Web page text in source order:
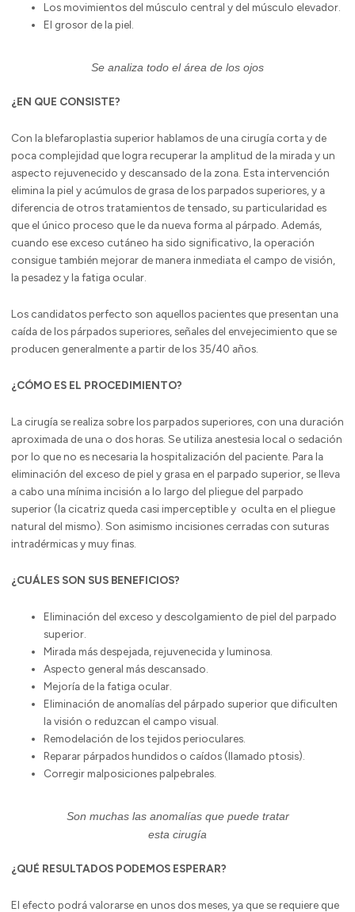
Los movimientos del músculo central y del músculo elevador.
El grosor de la piel.
Se analiza todo el área de los ojos
¿EN QUE CONSISTE?
Con la blefaroplastia superior hablamos de una cirugía corta y de
poca complejidad que logra recuperar la amplitud de la mirada y un
aspecto rejuvenecido y descansado de la zona. Esta intervención
elimina la piel y acúmulos de grasa de los parpados superiores, y a
diferencia de otros tratamientos de tensado, su particularidad es
que el único proceso que le da nueva forma al párpado. Además,
cuando ese exceso cutáneo ha sido significativo, la operación
consigue también mejorar de manera inmediata el campo de visión,
la pesadez y la fatiga ocular.
Los candidatos perfecto son aquellos pacientes que presentan una
caída de los párpados superiores, señales del envejecimiento que se
producen generalmente a partir de los 35/40 años.
¿CÓMO ES EL PROCEDIMIENTO?
La cirugía se realiza sobre los parpados superiores, con una duración
aproximada de una o dos horas. Se utiliza anestesia local o sedación
por lo que no es necesaria la hospitalización del paciente. Para la
eliminación del exceso de piel y grasa en el parpado superior, se lleva
a cabo una mínima incisión a lo largo del pliegue del parpado
superior (la cicatriz queda casi imperceptible y oculta en el pliegue
natural del mismo). Son asimismo incisiones cerradas con suturas
intradérmicas y muy finas.
¿CUÁLES SON SUS BENEFICIOS?
Eliminación del exceso y descolgamiento de piel del parpado
superior.
Mirada más despejada, rejuvenecida y luminosa.
Aspecto general más descansado.
Mejoría de la fatiga ocular.
Eliminación de anomalías del párpado superior que dificulten
la visión o reduzcan el campo visual.
Remodelación de los tejidos perioculares.
Reparar párpados hundidos o caídos (llamado ptosis).
Corregir malposiciones palpebrales.
Son muchas las anomalías que puede tratar
esta cirugía
¿QUÉ RESULTADOS PODEMOS ESPERAR?
El efecto podrá valorarse en unos dos meses, ya que se requiere que